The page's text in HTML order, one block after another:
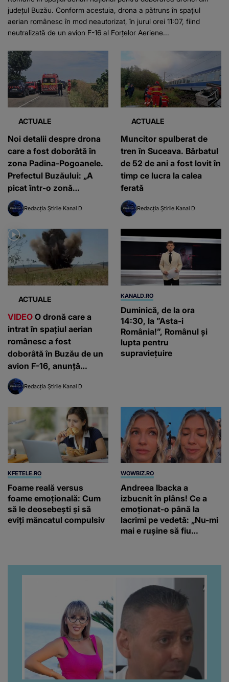
județul Buzău. Conform acestuia, drona a pătruns în spațiul
aerian românesc în mod neautorizat, în jurul orei 11:07, fiind
neutralizată de un avion F-16 al Forțelor Aeriene...
ACTUALE
Noi detalii despre drona
care a fost doborâtă în
zona Padina-Pogoanele.
Prefectul Buzăului: „A
picat într-o zonă
agricolă”
Redacția Știrile Kanal D
ACTUALE
Muncitor spulberat de
tren în Suceava. Bărbatul
de 52 de ani a fost lovit în
timp ce lucra la calea
ferată
Redacția Știrile Kanal D
ACTUALE
VIDEO O dronă care a
intrat în spațiul aerian
românesc a fost
doborâtă în Buzău de un
avion F-16, anunță
Nicușor Dan: „Era într-o
zonă nelocuită”.
Redacția Știrile Kanal D
KANALD.RO
Duminică, de la ora
14:30, la ”Asta-i
România!”, Românul și
lupta pentru
supraviețuire
KFETELE.RO
Foame reală versus
foame emoțională: Cum
să le deosebești și să
eviți mâncatul compulsiv
WOWBIZ.RO
Andreea Ibacka a
izbucnit în plâns! Ce a
emoționat-o până la
lacrimi pe vedetă: „Nu-mi
mai e rușine să fiu